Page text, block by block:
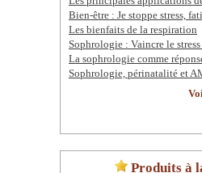
Bien-être : Je stoppe stress,
Les bienfaits de la respiration
Sophrologie : Vaincre le
La sophrologie comme
Sophrologie, périnatalité et
Produits à